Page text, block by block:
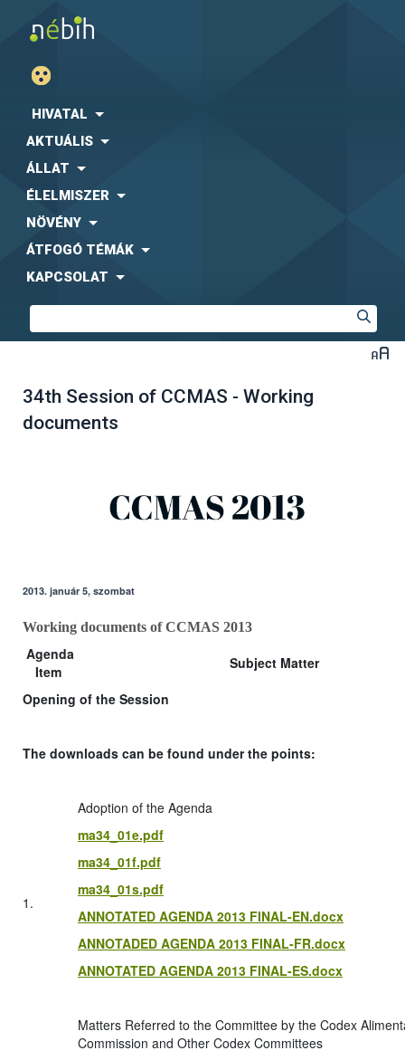
HIVATAL
AKTUÁLIS
ÁLLAT
ÉLELMISZER
NÖVÉNY
ÁTFOGÓ TÉMÁK
KAPCSOLAT
34th Session of CCMAS - Working
documents
2013. január 5, szombat
Working documents of CCMAS 2013
Agenda
Item
Subject Matter
Opening of the Session
The downloads can be found under the points:
1.
Adoption of the Agenda
ma34_01e.pdf
ma34_01f.pdf
ma34_01s.pdf
ANNOTATED AGENDA 2013 FINAL-EN.docx
ANNOTADED AGENDA 2013 FINAL-FR.docx
ANNOTATED AGENDA 2013 FINAL-ES.docx
Matters Referred to the Committee by the Codex
Commission and Other Codex Committees